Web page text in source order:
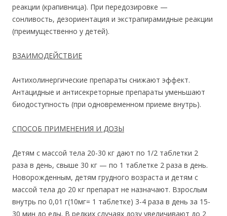
реакции (крапивница). При передозировке —
сонливость, дезориентация и экстрапирамидные реакции
(преимущественно у детей).
ВЗАИМОДЕЙСТВИЕ
Антихолинергические препараты снижают эффект.
Антацидные и антисекреторные препараты уменьшают
биодоступность (при одновременном приеме внутрь).
СПОСОБ ПРИМЕНЕНИЯ И ДОЗЫ
Детям с массой тела 20-30 кг дают по 1/2 таблетки 2
раза в день, свыше 30 кг — по 1 таблетке 2 раза в день.
Новорожденным, детям грудного возраста и детям с
массой тела до 20 кг препарат не назначают. Взрослым
внутрь по 0,01 г(10мг= 1 таблетке) 3-4 раза в день за 15-
30 мин до еды. В редких случаях дозу увеличивают до 2